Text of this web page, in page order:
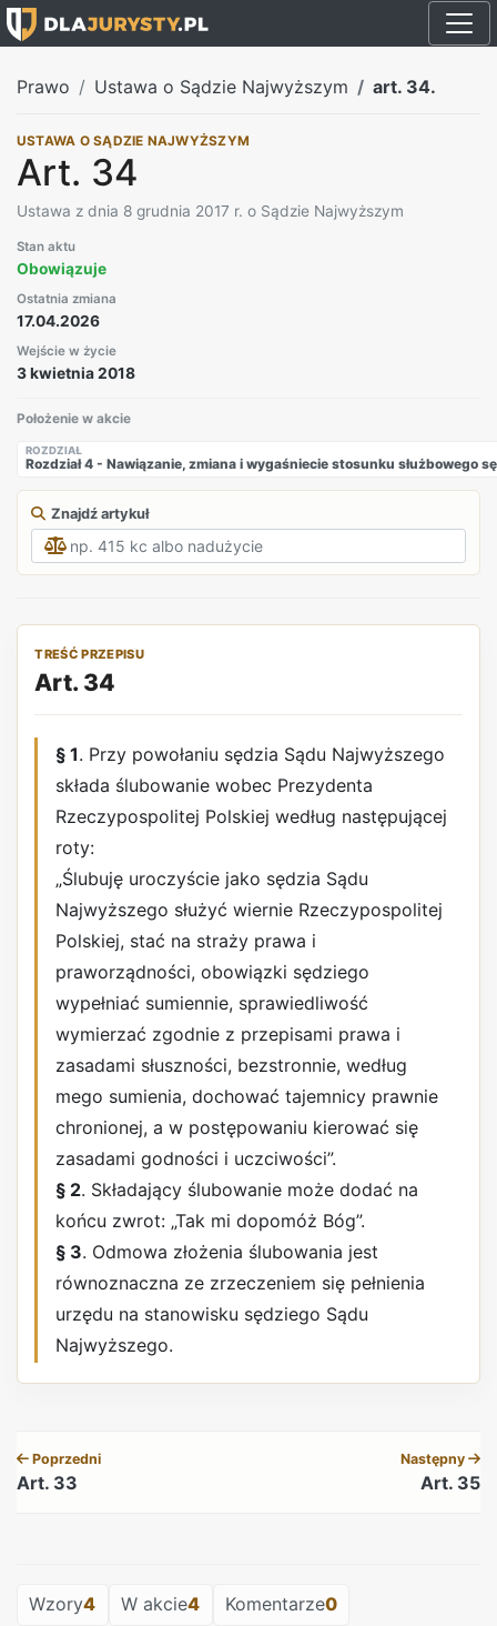
Prawo Ustawa o Sądzie Najwyższym art. 34.
USTAWA O SĄDZIE NAJWYŻSZYM
Art. 34
Ustawa z dnia 8 grudnia 2017 r. o Sądzie Najwyższym
Stan aktu
Obowiązuje
Ostatnia zmiana
17.04.2026
Wejście w życie
3 kwietnia 2018
Położenie w akcie
ROZDZIAŁ
Rozdział 4 - Nawiązanie, zmiana i wygaśniecie stosunku służbowego
Znajdź artykuł
TREŚĆ PRZEPISU
Art. 34
§ 1. Przy powołaniu sędzia Sądu Najwyższego
składa ślubowanie wobec Prezydenta
Rzeczypospolitej Polskiej według następującej
roty:
„Ślubuję uroczyście jako sędzia Sądu
Najwyższego służyć wiernie Rzeczypospolitej
Polskiej, stać na straży prawa i
praworządności, obowiązki sędziego
wypełniać sumiennie, sprawiedliwość
wymierzać zgodnie z przepisami prawa i
zasadami słuszności, bezstronnie, według
mego sumienia, dochować tajemnicy prawnie
chronionej, a w postępowaniu kierować się
zasadami godności i uczciwości”.
§ 2. Składający ślubowanie może dodać na
końcu zwrot: „Tak mi dopomóż Bóg”.
§ 3. Odmowa złożenia ślubowania jest
równoznaczna ze zrzeczeniem się pełnienia
urzędu na stanowisku sędziego Sądu
Najwyższego.
Poprzedni
Art. 33
Następny
Art. 35
Wzory4 W akcie4 Komentarze0